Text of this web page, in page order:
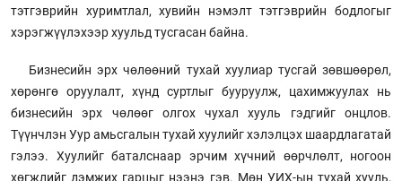
тэтгэврийн хуримтлал, хувийн нэмэлт тэтгэврийн бодлогыг
хэрэгжүүлэхээр хуульд тусгасан байна.
Бизнесийн эрх чөлөөний тухай хуулиар тусгай зөвшөөрөл,
хөрөнгө оруулалт, хүнд суртлыг бууруулж, цахимжуулах нь
бизнесийн эрх чөлөөг олгох чухал хууль гэдгийг онцлов.
Түүнчлэн Уур амьсгалын тухай хуулийг хэлэлцэх шаардлагатай
гэлээ. Хуулийг баталснаар эрчим хүчний өөрчлөлт, ногоон
хөгжлийг дэмжих гарцыг нээнэ гэв. Мөн УИХ-ын тухай хууль,